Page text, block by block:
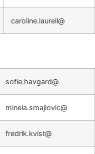
caroline.laurell@
sofie.havgard@
minela.smajlovic@
fredrik.kvist@